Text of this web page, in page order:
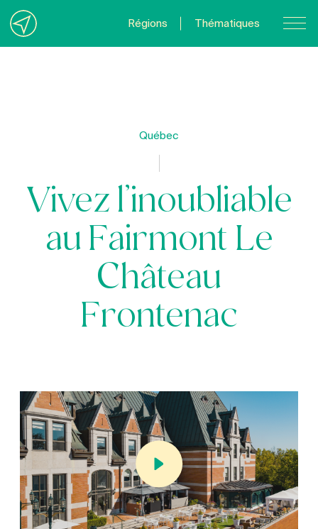
Régions Thématiques
Québec
Vivez l’inoubliable
au Fairmont Le
Château
Frontenac